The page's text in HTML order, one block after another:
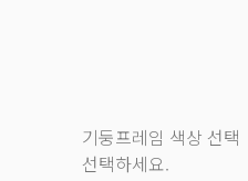
기둥프레임 색상 선택
선택하세요.